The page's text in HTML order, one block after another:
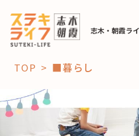
志木・朝霞ラ
「コト」
子育て
TOP ■暮らし